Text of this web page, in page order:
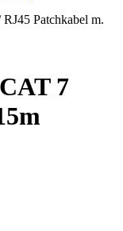
RJ45 Patchkabel m.
7